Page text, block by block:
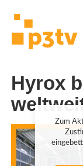
Hyrox
Zum